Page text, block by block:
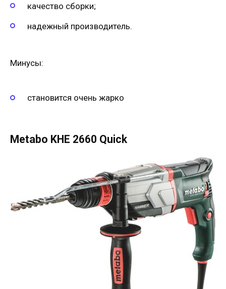
качество сборки;
надежный производитель.
Минусы:
становится очень жарко
Metabo KHE 2660 Quick